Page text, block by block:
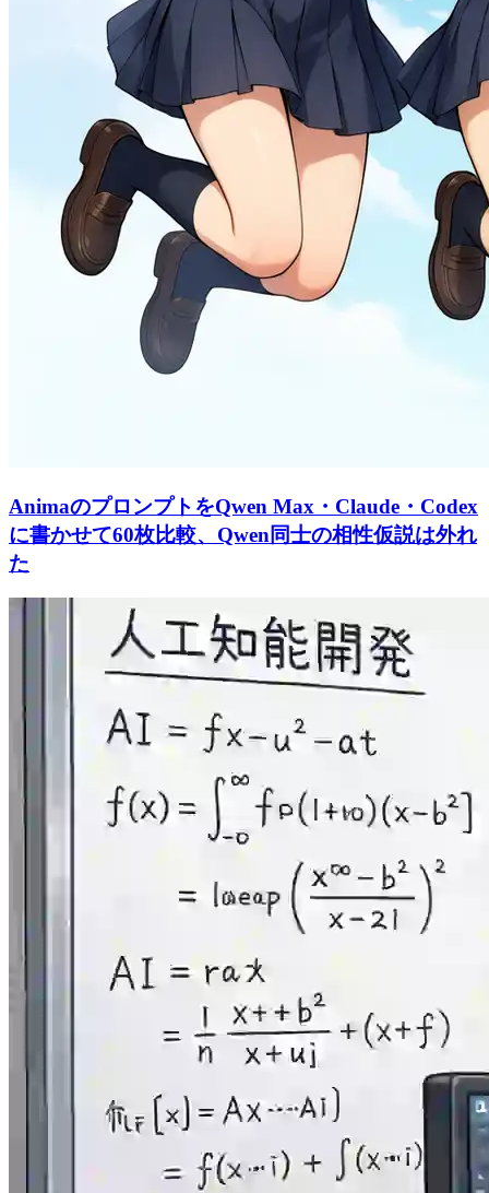
AnimaのプロンプトをQwen Max・Claude・Codex
に書かせて60枚比較、Qwen同士の相性仮説は外れ
た